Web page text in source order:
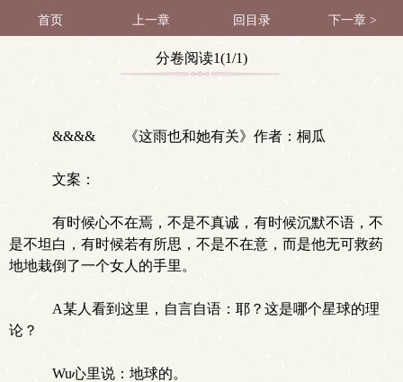
首页 上一章 回目录 下一章 >
分卷阅读1(1/1)
&&&& 《这雨也和她有关》作者：桐瓜
文案：
有时候心不在焉，不是不真诚，有时候沉默不语，不
是不坦白，有时候若有所思，不是不在意，而是他无可救药
地地栽倒了一个女人的手里。
A某人看到这里，自言自语：耶？这是哪个星球的理
论？
Wu心里说：地球的。